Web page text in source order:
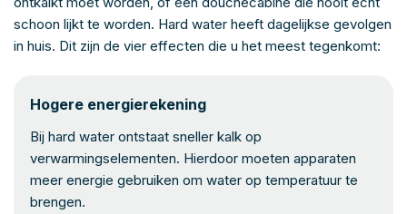
schoon lijkt te worden. Hard water heeft dagelijkse gevolgen
in huis. Dit zijn de vier effecten die u het meest tegenkomt:
Hogere energierekening
Bij hard water ontstaat sneller kalk op
verwarmingselementen. Hierdoor moeten apparaten
meer energie gebruiken om water op temperatuur te
brengen.